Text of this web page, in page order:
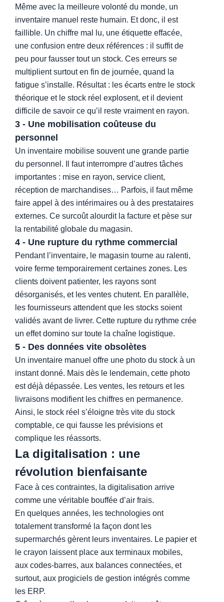
Même avec la meilleure volonté du monde, un
inventaire manuel reste humain. Et donc, il est
faillible. Un chiffre mal lu, une étiquette effacée,
une confusion entre deux références : il suffit de
peu pour fausser tout un stock. Ces erreurs se
multiplient surtout en fin de journée, quand la
fatigue s’installe. Résultat : les écarts entre le stock
théorique et le stock réel explosent, et il devient
difficile de savoir ce qu’il reste vraiment en rayon.
3 - Une mobilisation coûteuse du
personnel
Un inventaire mobilise souvent une grande partie
du personnel. Il faut interrompre d’autres tâches
importantes : mise en rayon, service client,
réception de marchandises… Parfois, il faut même
faire appel à des intérimaires ou à des prestataires
externes. Ce surcoût alourdit la facture et pèse sur
la rentabilité globale du magasin.
4 - Une rupture du rythme commercial
Pendant l’inventaire, le magasin tourne au ralenti,
voire ferme temporairement certaines zones. Les
clients doivent patienter, les rayons sont
désorganisés, et les ventes chutent. En parallèle,
les fournisseurs attendent que les stocks soient
validés avant de livrer. Cette rupture du rythme crée
un effet domino sur toute la chaîne logistique.
5 - Des données vite obsolètes
Un inventaire manuel offre une photo du stock à un
instant donné. Mais dès le lendemain, cette photo
est déjà dépassée. Les ventes, les retours et les
livraisons modifient les chiffres en permanence.
Ainsi, le stock réel s’éloigne très vite du stock
comptable, ce qui fausse les prévisions et
complique les réassorts.
La digitalisation : une
révolution bienfaisante
Face à ces contraintes, la digitalisation arrive
comme une véritable bouffée d’air frais.
En quelques années, les technologies ont
totalement transformé la façon dont les
supermarchés gèrent leurs inventaires. Le papier et
le crayon laissent place aux terminaux mobiles,
aux codes-barres, aux balances connectées, et
surtout, aux progiciels de gestion intégrés comme
les ERP.